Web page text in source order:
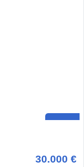
30.000 €